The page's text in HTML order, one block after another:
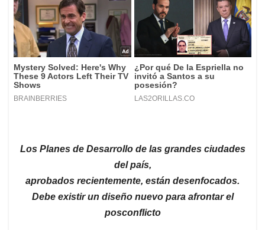
Los Planes de Desarrollo de las grandes ciudades
del país,
aprobados recientemente, están desenfocados.
Debe existir un diseño nuevo para afrontar el
posconflicto